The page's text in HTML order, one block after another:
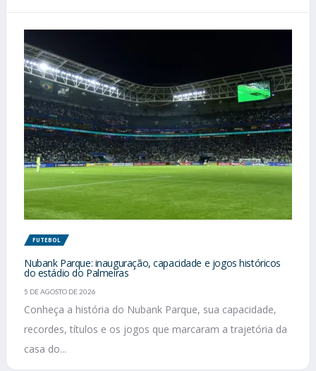
FUTEBOL
Nubank Parque: inauguração, capacidade e jogos históricos
do estádio do Palmeiras
5 DE AGOSTO DE 2026
Conheça a história do Nubank Parque, sua capacidade,
recordes, títulos e os jogos que marcaram a trajetória da
casa do...